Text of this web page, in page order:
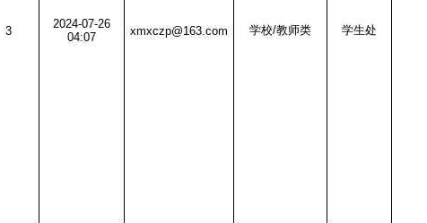
3
2024-07-26
04:07
xmxczp@163.com 学校/教师类 学生处